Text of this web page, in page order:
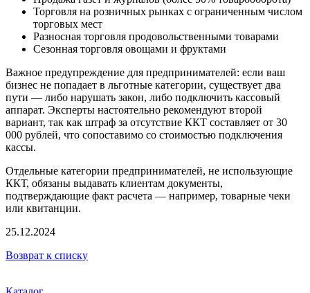
Торговля на розничных рынках с ограниченным числом
торговых мест
Разносная торговля продовольственными товарами
Сезонная торговля овощами и фруктами
Важное предупреждение для предпринимателей: если ваш
бизнес не попадает в льготные категории, существует два
пути — либо нарушать закон, либо подключить кассовый
аппарат. Эксперты настоятельно рекомендуют второй
вариант, так как штраф за отсутствие ККТ составляет от 30
000 рублей, что сопоставимо со стоимостью подключения
кассы.
Отдельные категории предпринимателей, не использующие
ККТ, обязаны выдавать клиентам документы,
подтверждающие факт расчета — например, товарные чеки
или квитанции.
25.12.2024
Возврат к списку